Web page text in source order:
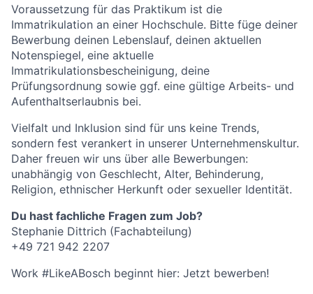
Voraussetzung für das Praktikum ist die
Immatrikulation an einer Hochschule. Bitte füge deiner
Bewerbung deinen Lebenslauf, deinen aktuellen
Notenspiegel, eine aktuelle
Immatrikulationsbescheinigung, deine
Prüfungsordnung sowie ggf. eine gültige Arbeits- und
Aufenthaltserlaubnis bei.
Vielfalt und Inklusion sind für uns keine Trends,
sondern fest verankert in unserer Unternehmenskultur.
Daher freuen wir uns über alle Bewerbungen:
unabhängig von Geschlecht, Alter, Behinderung,
Religion, ethnischer Herkunft oder sexueller Identität.
Du hast fachliche Fragen zum Job?
Stephanie Dittrich (Fachabteilung)
+49 721 942 2207
Work #LikeABosch beginnt hier: Jetzt bewerben!